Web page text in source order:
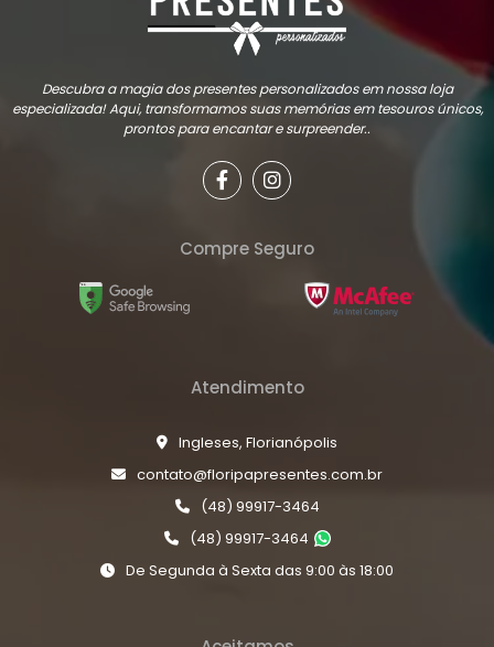
Descubra a magia dos presentes personalizados em nossa loja
especializada! Aqui, transformamos suas memórias em tesouros únicos,
prontos para encantar e surpreender..
Compre Seguro
Atendimento
Ingleses, Florianópolis
contato@floripapresentes.com.br
(48) 99917-3464
(48) 99917-3464
De Segunda à Sexta das 9:00 às 18:00